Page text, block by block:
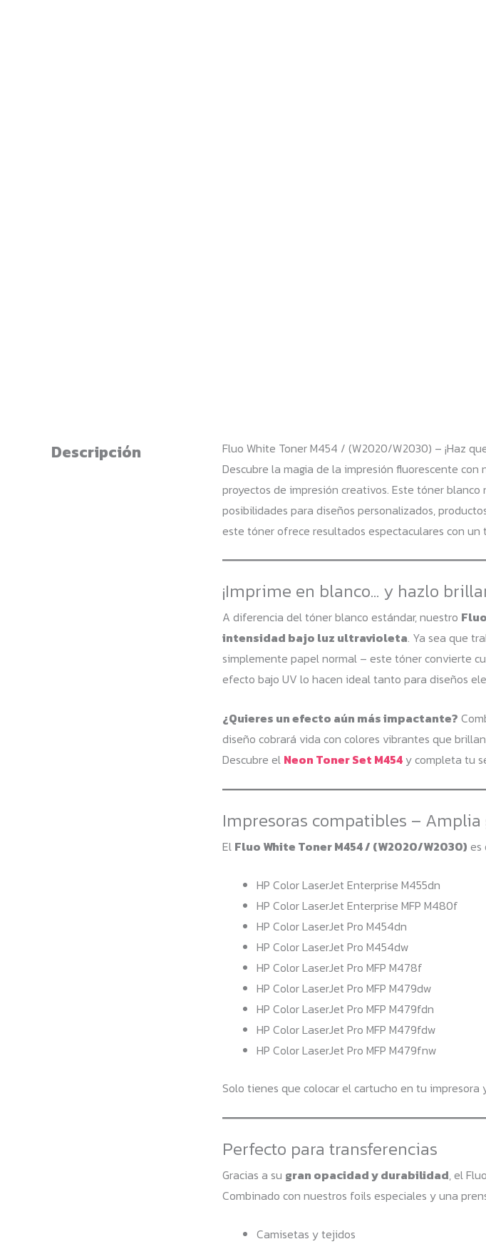
Descripción
Fluo White Toner M454 / (W2020/W2030) – ¡Haz
Descubre la magia de la impresión fluorescente con
proyectos de impresión creativos. Este tóner blanco
posibilidades para diseños personalizados,
este tóner ofrece resultados espectaculares con un
¡Imprime en blanco… y hazlo
A diferencia del tóner blanco estándar, nuestro
intensidad bajo luz ultravioleta. Ya sea que
simplemente papel normal – este tóner convierte
efecto bajo UV lo hacen ideal tanto para diseños
¿Quieres un efecto aún más impactante?
diseño cobrará vida con colores vibrantes que
Descubre el Neon Toner Set M454y completa tu
Impresoras compatibles –
El Fluo White Toner M454 / (W2020/W2030) es
HP Color LaserJet Enterprise M455dn
HP Color LaserJet Enterprise MFP M480f
HP Color LaserJet Pro M454dn
HP Color LaserJet Pro M454dw
HP Color LaserJet Pro MFP M478f
HP Color LaserJet Pro MFP M479dw
HP Color LaserJet Pro MFP M479fdn
HP Color LaserJet Pro MFP M479fdw
HP Color LaserJet Pro MFP M479fnw
Solo tienes que colocar el cartucho en tu impresora
Perfecto para transferencias
Gracias a su gran opacidad y durabilidad, el
Combinado con nuestros foils especiales y una
Camisetas y tejidos